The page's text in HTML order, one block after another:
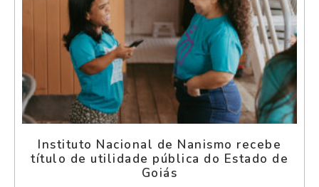
Instituto Nacional de Nanismo recebe
título de utilidade pública do Estado de
Goiás